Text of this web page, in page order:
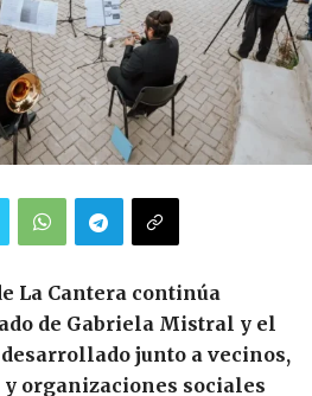
La Cantera continúa
de Gabriela Mistral y el
junto a vecinos,
organizaciones sociales